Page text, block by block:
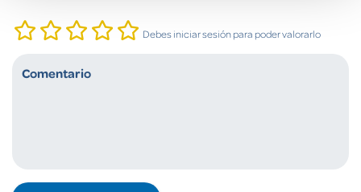
Debes iniciar sesión para poder valorarlo